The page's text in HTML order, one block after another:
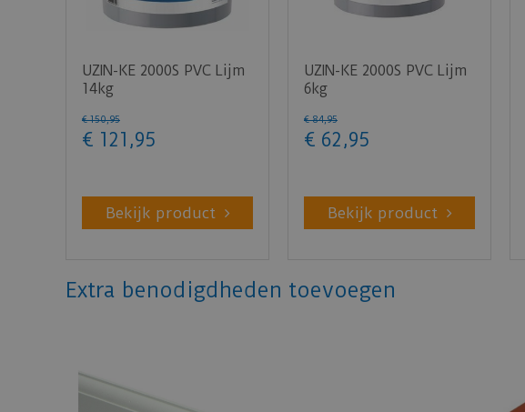
UZIN-KE 2000S PVC Lijm
14kg
€ 150,95
€ 121 ,95
Bekijk product
UZIN-KE 2000S PVC Lijm
6kg
€ 84,95
€ 62 ,95
Bekijk product
Extra benodigdheden toevoegen